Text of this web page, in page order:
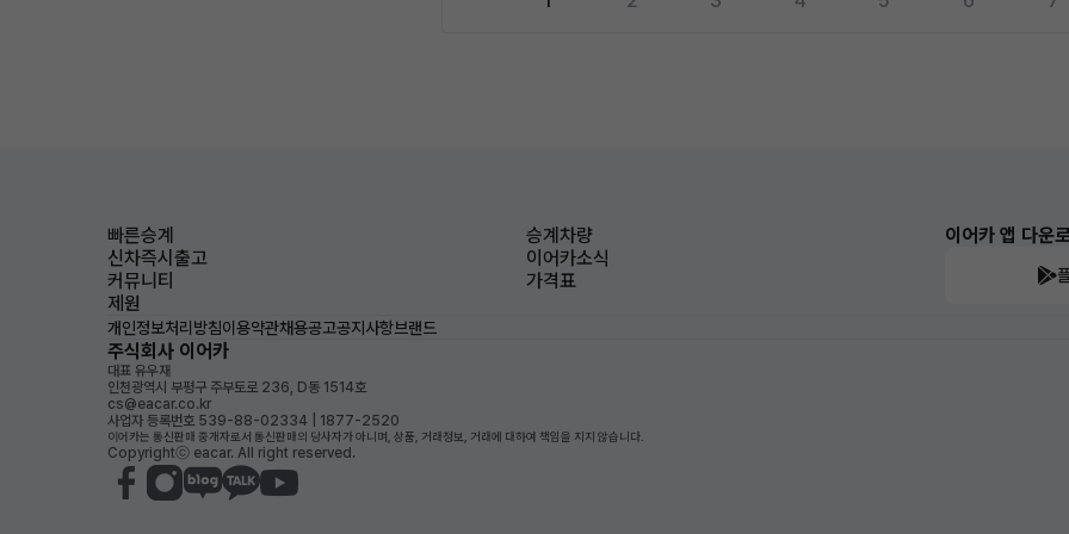
빠른승계
승계차량
신차즉시출고
이어카소식
커뮤니티
가격표
제원
이어카 앱 다운
개인정보처리방침이용약관채용공고공지사항브랜드
주식회사 이어카
대표 유우재
인천광역시 부평구 주부토로 236, D동 1514호
cs@eacar.co.kr
사업자 등록번호 539-88-02334 | 1877-2520
이어카는 통신판매 중개자로서 통신판매의 당사자가 아니며, 상품, 거래정보, 거래에 대하여 책임을 지지 않습니다.
Copyrightⓒ eacar. All right reserved.